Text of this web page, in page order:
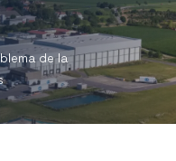
de la